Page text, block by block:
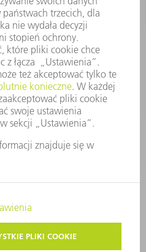
i Narzędzi
- 17.00
ZNAKÓW TOWAROWYCH